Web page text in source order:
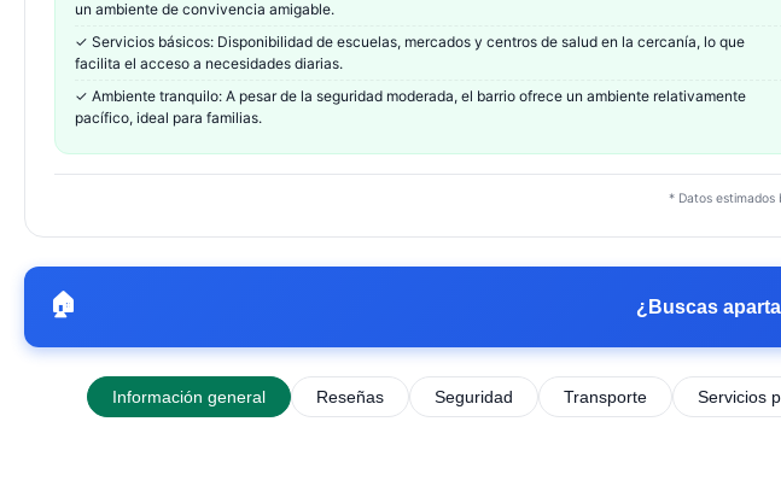
un ambiente de convivencia amigable.
✓ Servicios básicos: Disponibilidad de escuelas, mercados y centros de salud en la cercanía, lo que
facilita el acceso a necesidades diarias.
✓ Ambiente tranquilo: A pesar de la seguridad moderada, el barrio ofrece un ambiente relativamente
pacífico, ideal para familias.
* Datos estimados
🏠 ¿Buscas
Información general Reseñas Seguridad Transporte Servicios